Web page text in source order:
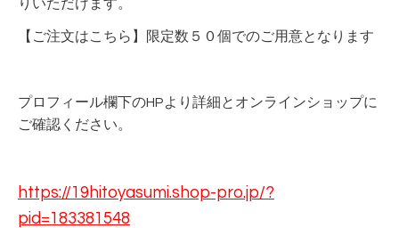
りいただけます。
【ご注文はこちら】限定数５０個でのご用意となります
プロフィール欄下のHPより詳細とオンラインショップに
ご確認ください。
https://19hitoyasumi.shop-pro.jp/?
pid=183381548